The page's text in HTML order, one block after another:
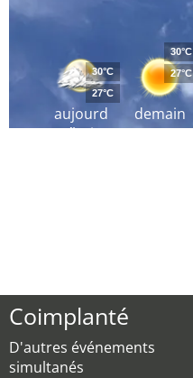
aujourd
´hui
30°C
27°C
demain
30°C
27°C
Coimplanté
D'autres événements
simultanés